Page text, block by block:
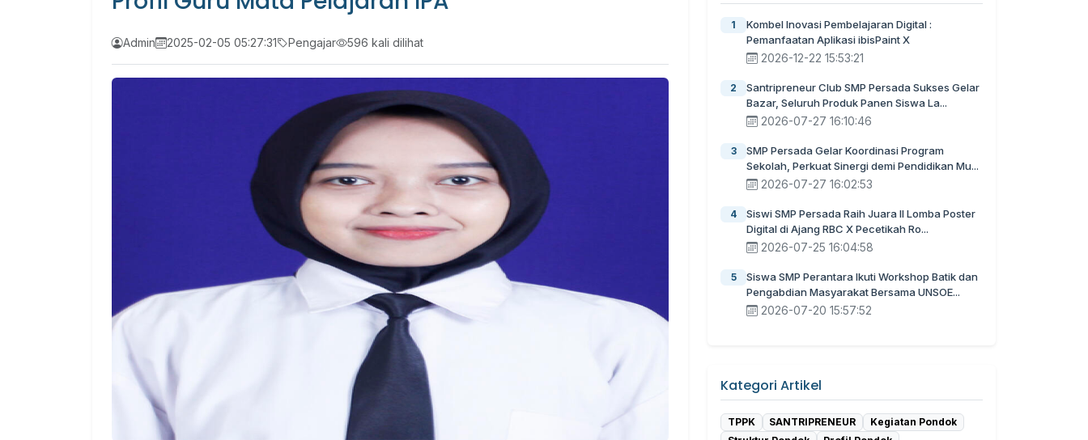
Admin 2025-02-05 05:27:31 Pengajar 596 kali dilihat
1
Kombel Inovasi Pembelajaran Digital :
Pemanfaatan Aplikasi ibisPaint X
2026-12-22 15:53:21
2
Santripreneur Club SMP Persada Sukses Gelar
Bazar, Seluruh Produk Panen Siswa La...
2026-07-27 16:10:46
3
SMP Persada Gelar Koordinasi Program
Sekolah, Perkuat Sinergi demi Pendidikan Mu...
2026-07-27 16:02:53
4
Siswi SMP Persada Raih Juara II Lomba Poster
Digital di Ajang RBC X Pecetikah Ro...
2026-07-25 16:04:58
5
Siswa SMP Perantara Ikuti Workshop Batik dan
Pengabdian Masyarakat Bersama UNSOE...
2026-07-20 15:57:52
Kategori Artikel
TPPK SANTRIPRENEUR
Kegiatan Pondok